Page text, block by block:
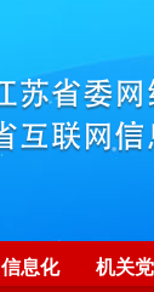
信息化 机关